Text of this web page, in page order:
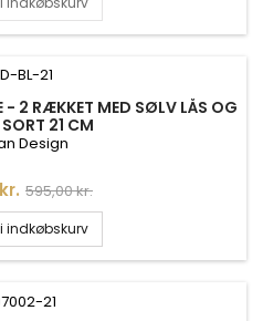
- 2 RÆKKET MED SØLV LÅS OG
21 CM
Design
Normalpris
595,00 kr.
indkøbskurv